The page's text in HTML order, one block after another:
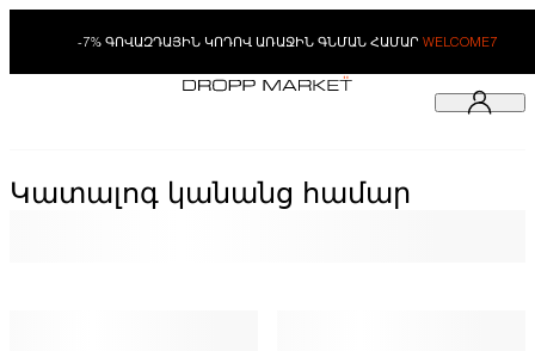
-7% ԳՈՎԱԶԴԱՅԻՆ ԿՈԴՈՎ ԱՌԱՋԻՆ ԳՆՄԱՆ ՀԱՄԱՐ WELCOME7
Կատալոգ կանանց համար